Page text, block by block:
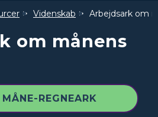
Videnskab Arbejdsark om
om månens
REGNEARK